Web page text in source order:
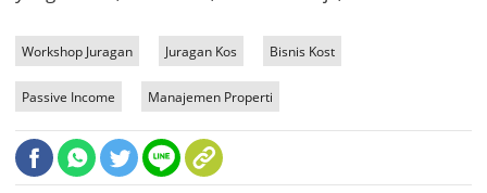
Workshop Juragan Juragan Kos Bisnis Kost
Passive Income Manajemen Properti